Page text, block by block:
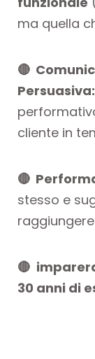
ma quella
🔴
Persuasiva:
cliente in
🔴
stesso e
raggiungere
🔴
30 anni di